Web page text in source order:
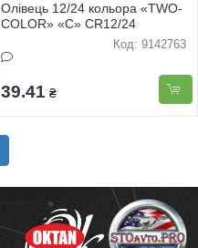
Олівець 12/24 кольора «TWO-
COLOR» «С» CR12/24
Код: 9142763
39.41 ₴